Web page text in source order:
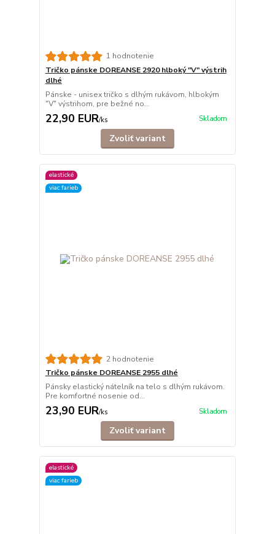
1 hodnotenie
Tričko pánske DOREANSE 2920 hlboký "V" výstrih
dlhé
Pánske - unisex tričko s dlhým rukávom, hlbokým
"V" výstrihom, pre bežné no...
22,90 EUR/ks Skladom
Zvoliť variant
elastické
viac farieb
2 hodnotenie
Tričko pánske DOREANSE 2955 dlhé
Pánsky elastický nátelník na telo s dlhým rukávom.
Pre komfortné nosenie od...
23,90 EUR/ks Skladom
Zvoliť variant
elastické
viac farieb